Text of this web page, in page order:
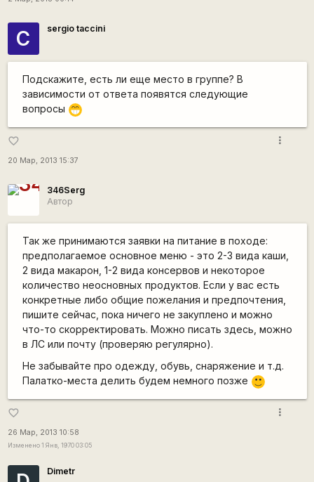
С sergio taccini
Подскажите, есть ли еще место в группе? В
зависимости от ответа появятся следующие
вопросы ;D
favorite_border
20 Мар, 2013 15:37
more_vert
346Serg
Автор
Так же принимаются заявки на питание в походе:
предполагаемое основное меню - это 2-3 вида каши,
2 вида макарон, 1-2 вида консервов и некоторое
количество неосновных продуктов. Если у вас есть
конкретные либо общие пожелания и предпочтения,
пишите сейчас, пока ничего не закуплено и можно
что-то скорректировать. Можно писать здесь, можно
в ЛС или почту (проверяю регулярно).
Не забывайте про одежду, обувь, снаряжение и т.д.
Палатко-места делить будем немного позже
:)
favorite_border
26 Мар, 2013 10:58
Изменено 1 Янв, 1970 03:05
more_vert
Dimetr